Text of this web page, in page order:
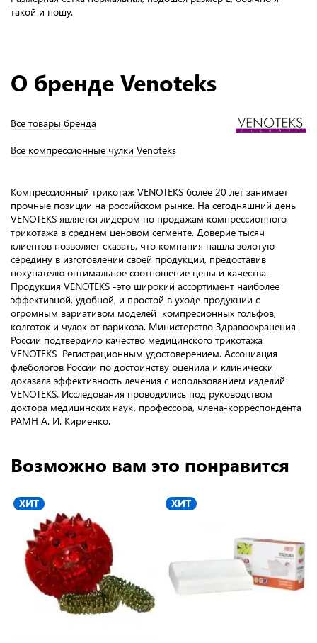
такой и ношу.
О бренде Venoteks
Все товары бренда
Все компрессионные чулки Venoteks
Компрессионный трикотаж VENOTEKS более 20 лет занимает
прочные позиции на российском рынке. На сегодняшний день
VENOTEKS является лидером по продажам компрессионного
трикотажа в среднем ценовом сегменте. Доверие тысяч
клиентов позволяет сказать, что компания нашла золотую
середину в изготовлении своей продукции, предоставив
покупателю оптимальное соотношение цены и качества.
Продукция VENOTEKS -это широкий ассортимент наиболее
эффективной, удобной, и простой в уходе продукции с
огромным вариативом моделей компресионных гольфов,
колготок и чулок от варикоза. Министерство Здравоохранения
России подтвердило качество медицинского трикотажа
VENOTEKS Регистрационным удостоверением. Ассоциация
флебологов России по достоинству оценила и клинически
доказала эффективность лечения с использованием изделий
VENOTEKS. Исследования проводились под руководством
доктора медицинских наук, профессора, члена-корреспондента
РАМН А. И. Кириенко.
Возможно вам это понравится
ХИТ ХИТ